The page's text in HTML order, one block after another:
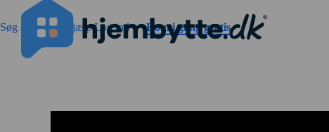
Gå til sidens indhold
Søg annoncer HjælpLog ind Kom i gang gratis